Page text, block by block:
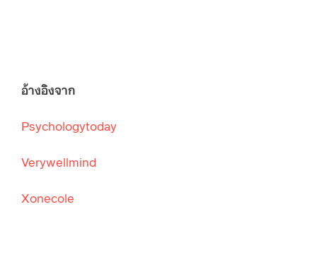
อ้างอิงจาก
Psychologytoday
Verywellmind
Xonecole